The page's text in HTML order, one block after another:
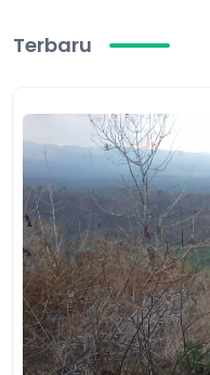
Terbaru